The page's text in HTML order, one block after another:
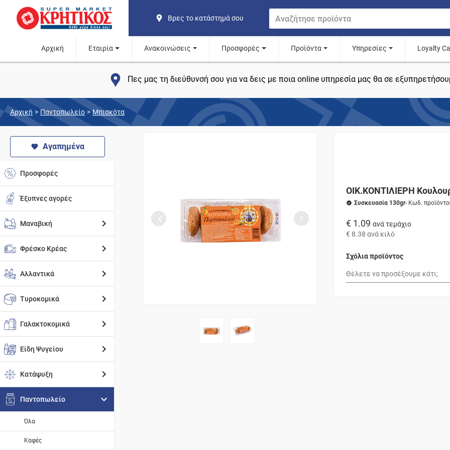
Βρες το κατάστημά σου
Αρχική Εταιρία Ανακοινώσεις Προσφορές Προϊόντα Υπηρεσίες Loyalty
Πες μας τη διεύθυνσή σου για να δεις με ποια online υπηρεσία μας θα σε
Αρχική > Παντοπωλείο > Μπισκότα
Αγαπημένα
Προσφορές
Έξυπνες αγορές
Μαναβική
Φρέσκο Κρέας
Αλλαντικά
Τυροκομικά
Γαλακτοκομικά
Είδη Ψυγείου
Κατάψυξη
Παντοπωλείο
Όλα
Καφές
ΟΙΚ.ΚΟΝΤΙΛΙΕΡΗ
Συσκευασία 130gr- Κωδ.
€ 1.09 ανά τεμάχιο
€ 8.38 ανά κιλό
Σχόλια προϊόντος